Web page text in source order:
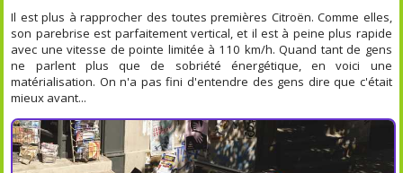
Il est plus à rapprocher des toutes premières Citroën. Comme elles,
son parebrise est parfaitement vertical, et il est à peine plus rapide
avec une vitesse de pointe limitée à 110 km/h. Quand tant de gens
ne parlent plus que de sobriété énergétique, en voici une
matérialisation. On n'a pas fini d'entendre des gens dire que c'était
mieux avant...